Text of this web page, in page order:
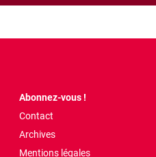
Abonnez-vous !
Contact
Archives
Mentions légales